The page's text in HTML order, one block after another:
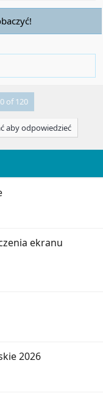
of 120
aby odpowiedzieć
ekranu
2026